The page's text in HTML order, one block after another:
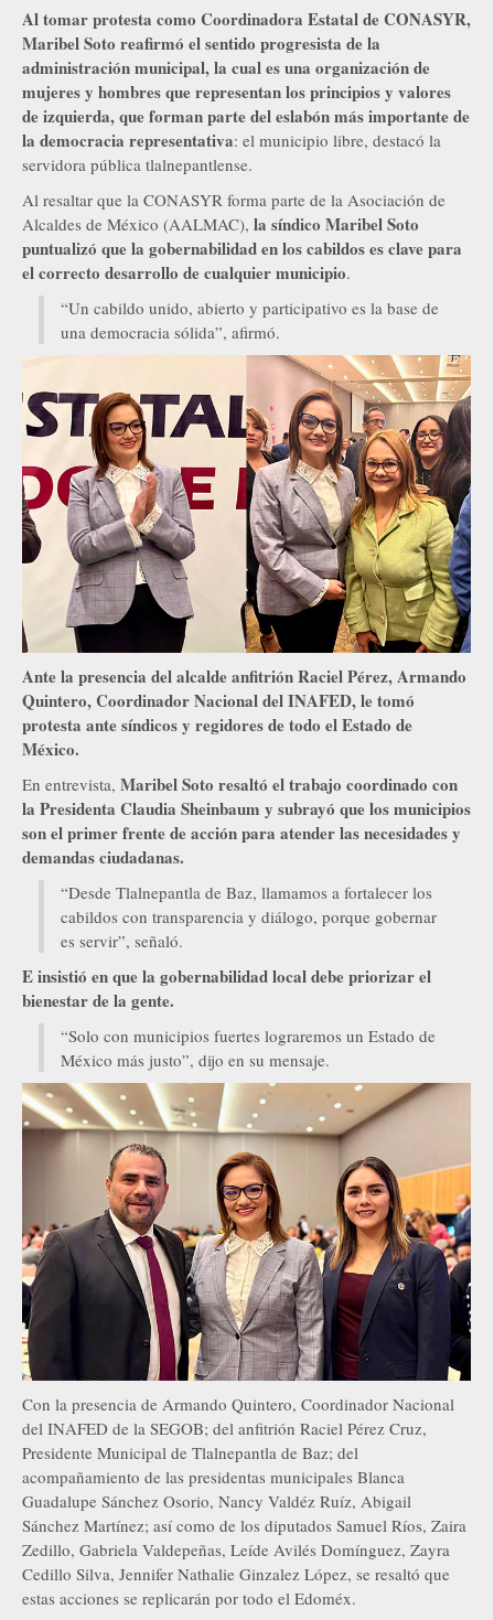
Al tomar protesta como Coordinadora Estatal de CONASYR,
Maribel Soto reafirmó el sentido progresista de la
administración municipal, la cual es una organización de
mujeres y hombres que representan los principios y valores
de izquierda, que forman parte del eslabón más importante de
la democracia representativa: el municipio libre, destacó la
servidora pública tlalnepantlense.
Al resaltar que la CONASYR forma parte de la Asociación de
Alcaldes de México (AALMAC), la síndico Maribel Soto
puntualizó que la gobernabilidad en los cabildos es clave para
el correcto desarrollo de cualquier municipio.
“Un cabildo unido, abierto y participativo es la base de
una democracia sólida”, afirmó.
Ante la presencia del alcalde anfitrión Raciel Pérez, Armando
Quintero, Coordinador Nacional del INAFED, le tomó
protesta ante síndicos y regidores de todo el Estado de
México.
En entrevista, Maribel Soto resaltó el trabajo coordinado con
la Presidenta Claudia Sheinbaum y subrayó que los municipios
son el primer frente de acción para atender las necesidades y
demandas ciudadanas.
“Desde Tlalnepantla de Baz, llamamos a fortalecer los
cabildos con transparencia y diálogo, porque gobernar
es servir”, señaló.
E insistió en que la gobernabilidad local debe priorizar el
bienestar de la gente.
“Solo con municipios fuertes lograremos un Estado de
México más justo”, dijo en su mensaje.
Con la presencia de Armando Quintero, Coordinador Nacional
del INAFED de la SEGOB; del anfitrión Raciel Pérez Cruz,
Presidente Municipal de Tlalnepantla de Baz; del
acompañamiento de las presidentas municipales Blanca
Guadalupe Sánchez Osorio, Nancy Valdéz Ruíz, Abigail
Sánchez Martínez; así como de los diputados Samuel Ríos, Zaira
Zedillo, Gabriela Valdepeñas, Leíde Avilés Domínguez, Zayra
Cedillo Silva, Jennifer Nathalie Ginzalez López, se resaltó que
estas acciones se replicarán por todo el Edoméx.